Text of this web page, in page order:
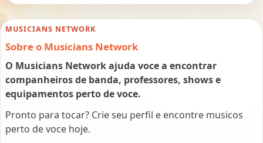
MUSICIANS NETWORK
Sobre o Musicians Network
O Musicians Network ajuda voce a encontrar
companheiros de banda, professores, shows e
equipamentos perto de voce.
Pronto para tocar? Crie seu perfil e encontre musicos
perto de voce hoje.